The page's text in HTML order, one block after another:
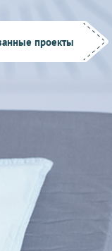
проекты